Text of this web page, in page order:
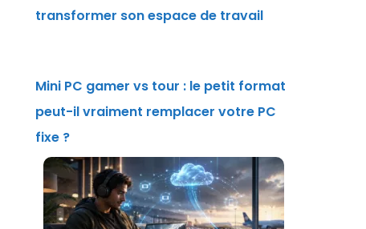
transformer son espace de travail
Mini PC gamer vs tour : le petit format
peut-il vraiment remplacer votre PC
fixe ?